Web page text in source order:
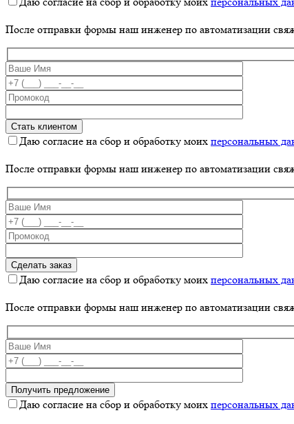
После отправки формы наш инженер по автоматизации
Даю согласие на сбор и обработку моих персональных
После отправки формы наш инженер по автоматизации
Даю согласие на сбор и обработку моих персональных
После отправки формы наш инженер по автоматизации
Даю согласие на сбор и обработку моих персональных